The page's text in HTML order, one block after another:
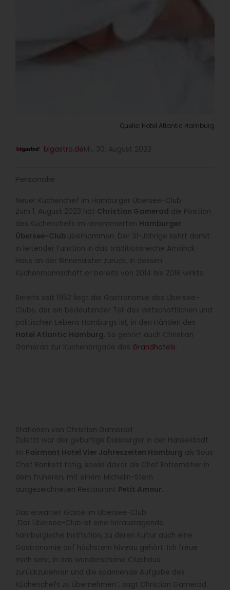
Quelle: Hotel Atlantic Hamburg
blgastro.deMi., 30. August 2023
Personalie
Neuer Küchenchef im Hamburger Übersee-Club
Zum 1. August 2023 hat Christian Gamerad die Position
des Küchenchefs im renommierten Hamburger
Übersee-Club übernommen. Der 31-Jährige kehrt damit
in leitender Funktion in das traditionsreiche Amsinck-
Haus an der Binnenalster zurück, in dessen
Küchenmannschaft er bereits von 2014 bis 2018 wirkte.
Bereits seit 1952 liegt die Gastronomie des Übersee-
Clubs, der ein bedeutender Teil des wirtschaftlichen und
politischen Lebens Hamburgs ist, in den Händen des
Hotel Atlantic Hamburg . So gehört auch Christian
Gamerad zur Küchenbrigade des Grandhotels
Stationen von Christian Gamerad
Zuletzt war der gebürtige Duisburger in der Hansestadt
im Fairmont Hotel Vier Jahreszeiten Hamburg als Sous
Chef Bankett tätig, sowie davor als Chef Entremétier in
dem früheren, mit einem Michelin-Stern
ausgezeichneten Restaurant Petit Amour
Das erwartet Gäste im Übersee-Club
„Der Übersee-Club ist eine herausragende
hamburgische Institution, zu deren Kultur auch eine
Gastronomie auf höchstem Niveau gehört. Ich freue
mich sehr, in das wunderschöne Clubhaus
zurückzukehren und die spannende Aufgabe des
Küchenchefs zu übernehmen“, sagt Christian Gamerad.